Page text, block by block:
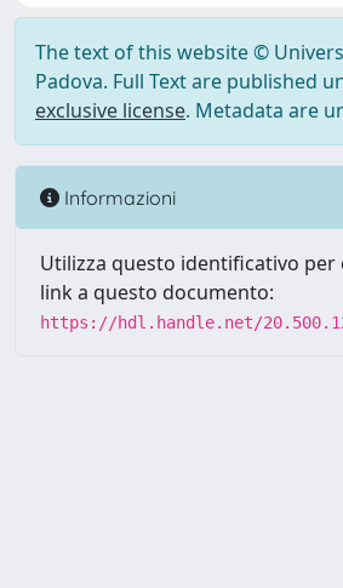
The text of this website ©
Padova. Full Text are published
exclusive license. Metadata are
Informazioni
Utilizza questo identificativo per
link a questo documento:
https://hdl.handle.net/